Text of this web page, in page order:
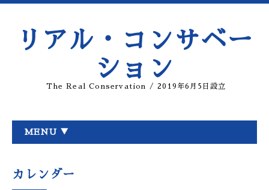
リアル・コンサベー
ション
The Real Conservation / 2019年6月5日設立
MENU ▼
カレンダー